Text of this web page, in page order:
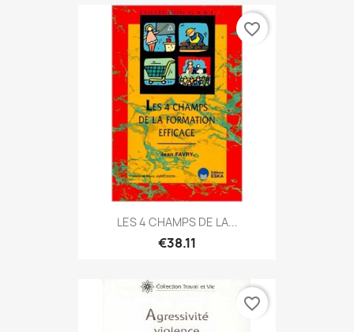
LES 4 CHAMPS DE LA...
€38.11
favorite_border
favorite_border